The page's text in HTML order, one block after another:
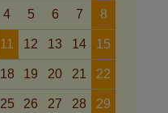
4 5 6 7 8
11 12 13 14 15
18 19 20 21 22
25 26 27 28 29